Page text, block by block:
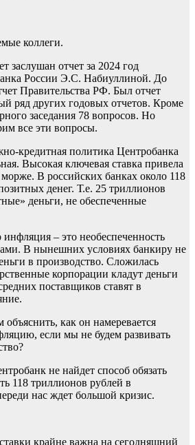
коллеги.
заслушан отчет за 2024 год
России Э.С. Набиуллиной. До
Правительства РФ. Был отчет
ряд других годовых отчетов. Кроме
заседания 78 вопросов. Но
все эти вопросы.
кредитная политика Центробанка
Высокая ключевая ставка привела
В российских банках около 118
денег. Т.е. 25 триллионов
деньги, не обеспеченные
– это необеспеченность
В нынешних условиях банкиру не
в производство. Сложилась
корпорации кладут деньги
поставщиков ставят в
как он намеревается
если мы не будем развивать
не найдет способ обязать
118 триллионов рублей в
нас ждет большой кризис.
крайне важна на сегодняшний